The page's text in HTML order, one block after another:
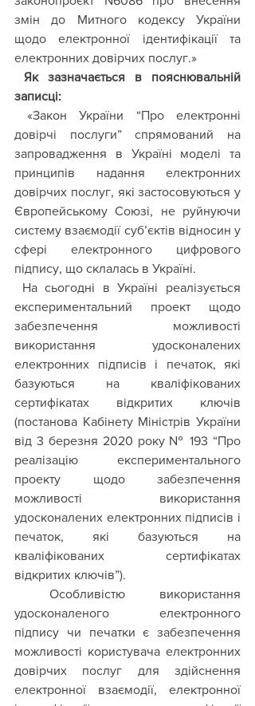
змін до Митного кодексу України
щодо електронної ідентифікації та
електронних довірчих послуг.»
записці:
довірчі послуги” спрямований на
запровадження в Україні моделі та
принципів надання електронних
довірчих послуг, які застосовуються у
Європейському Союзі, не руйнуючи
систему взаємодії суб’єктів відносин у
сфері електронного цифрового
підпису, що склалась в Україні.
експериментальний проект щодо
забезпечення можливості
використання удосконалених
електронних підписів і печаток, які
базуються на кваліфікованих
сертифікатах відкритих ключів
(постанова Кабінету Міністрів України
від 3 березня 2020 року № 193 “Про
реалізацію експериментального
проекту щодо забезпечення
можливості використання
удосконалених електронних підписів і
печаток, які базуються на
кваліфікованих сертифікатах
відкритих ключів”).
удосконаленого електронного
підпису чи печатки є забезпечення
можливості користувача електронних
довірчих послуг для здійснення
електронної взаємодії, електронної